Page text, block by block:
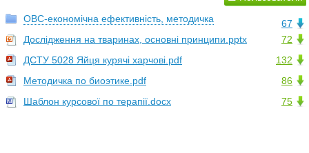
67
ОВС-економічна ефективність, методичка
72
Дослідження на тваринах, основні принципи.pptx
132
ДСТУ 5028 Яйця курячі харчові.pdf
86
Методичка по биоэтике.pdf
75
Шаблон курсової по терапії.docx